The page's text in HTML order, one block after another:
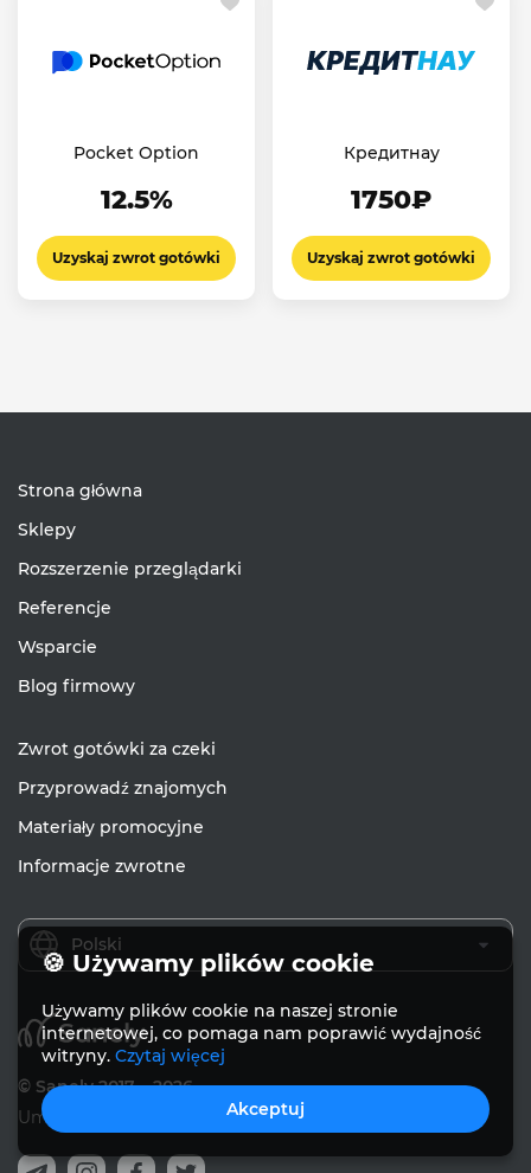
Pocket Option
12.5%
Uzyskaj zwrot gotówki
Кредитнау
1750₽
Uzyskaj zwrot gotówki
Strona główna
Sklepy
Rozszerzenie przeglądarki
Referencje
Wsparcie
Blog firmowy
Zwrot gotówki za czeki
Przyprowadź znajomych
Materiały promocyjne
Informacje zwrotne
Polski
© Sanely 2017 – 2026
Umowa użytkownika
🍪 Używamy plików cookie
Używamy plików cookie na naszej stronie
internetowej, co pomaga nam poprawić wydajność
witryny. Czytaj więcej
Akceptuj